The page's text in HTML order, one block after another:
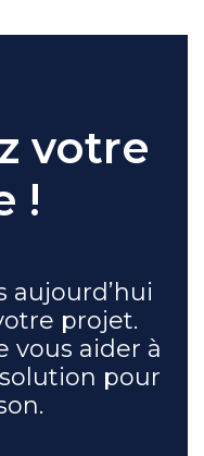
votre
!
aujourd’hui
projet.
vous aider à
pour